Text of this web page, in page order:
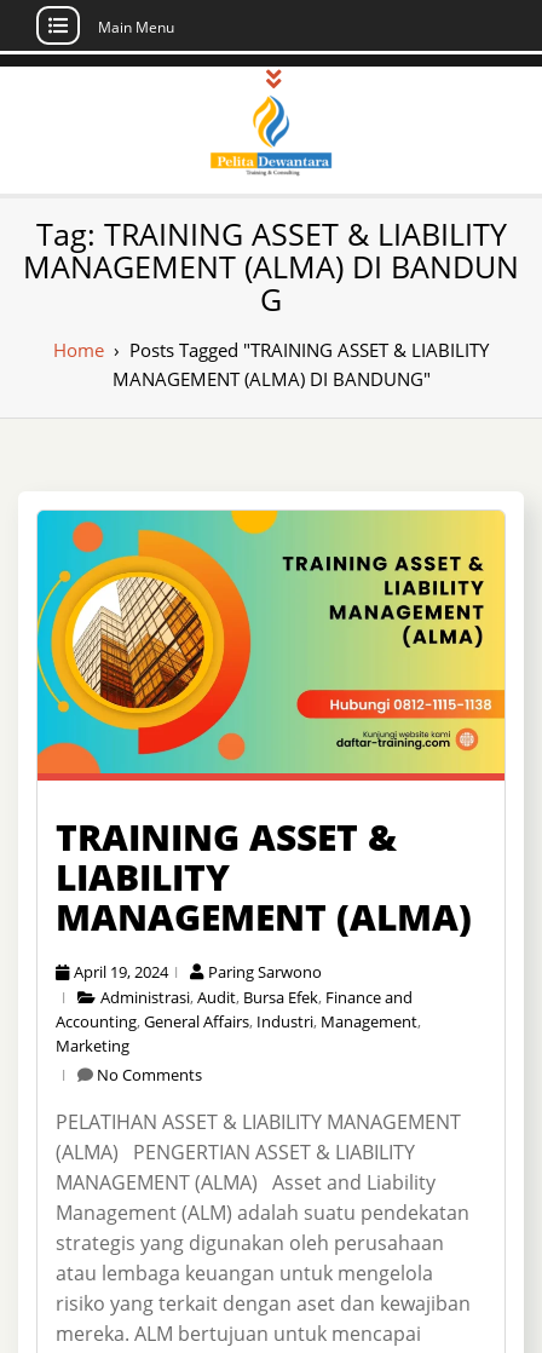
Skip
Main Menu
Pusat Pelatihan
dan Sertifikasi –
Daftar Training
Indonesia
Sertifikasi di Indonesia
Tag: TRAINING ASSET & LIABILITY
MANAGEMENT (ALMA) DI BANDUN
G
Home › Posts Tagged "TRAINING ASSET & LIABILITY
MANAGEMENT (ALMA) DI BANDUNG"
TRAINING ASSET &
LIABILITY
MANAGEMENT (ALMA)
April 19, 2024
Paring Sarwono
Administrasi,Audit, Bursa Efek, Finance and
Accounting,General Affairs, Industri, Management,
Marketing
No Comments
PELATIHAN ASSET & LIABILITY MANAGEMENT
(ALMA) PENGERTIAN ASSET & LIABILITY
MANAGEMENT (ALMA) Asset and Liability
Management (ALM) adalah suatu pendekatan
strategis yang digunakan oleh perusahaan
atau lembaga keuangan untuk mengelola
risiko yang terkait dengan aset dan kewajiban
mereka. ALM bertujuan untuk mencapai